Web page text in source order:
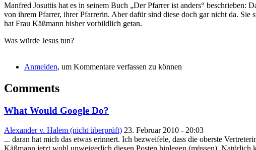
Manfred Josuttis hat es in seinem Buch „Der Pfarrer ist anders“ beschrieben:
von ihrem Pfarrer, ihrer Pfarrerin. Aber dafür sind diese doch gar nicht da.
hat Frau Käßmann bisher vorbildlich getan.
Was würde Jesus tun?
Anmelden, um Kommentare verfassen zu können
Comments
What Would Google Do?
Alexander v. Halem (nicht überprüft) 23. Februar 2010 - 20:03
... daran hat mich das etwas erinnert. Ich bezweifele, dass die oberste
Käßmann jetzt wohl unweigerlich diesen Posten hinlegen (müssen).